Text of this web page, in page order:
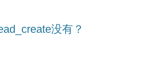
没有？